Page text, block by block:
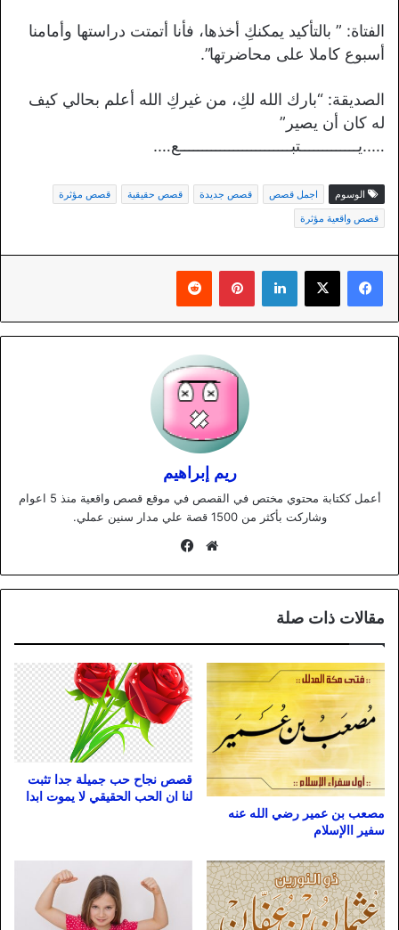
الفتاة: ” بالتأكيد يمكنكِ أخذها، فأنا أتمتت دراستها وأمامنا
أسبوع كاملا على محاضرتها”.
الصديقة: “بارك الله لكِ، من غيركِ الله أعلم بحالي كيف
له كان أن يصير”
…..يـــــــــــــتبـــــــــــــــــــــــــع….
الوسوم اجمل قصص قصص جديدة قصص حقيقية
قصص مؤثرة
قصص واقعية مؤثرة
لينكدإن بينتيريست
ريم إبراهيم
أعمل ككتابة محتوي مختص في القصص في موقع قصص واقعية منذ 5 اعوام
وشاركت بأكثر من 1500 قصة علي مدار سنين عملي.
موقع
مقالات ذات صلة
مصعب بن عمير رضي الله عنه
سفير االإسلام
قصص نجاح حب جميلة جدا تثبت
لنا ان الحب الحقيقي لا يموت ابدا